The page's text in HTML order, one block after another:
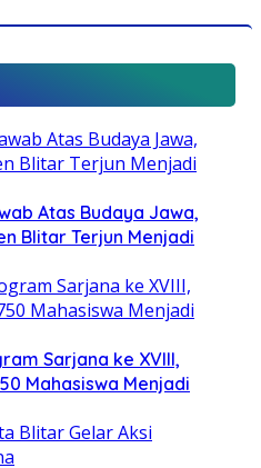
Atas Budaya Jawa,
Blitar Terjun Menjadi
Sarjana ke XVIII,
Mahasiswa Menjadi